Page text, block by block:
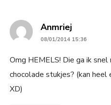
Anmriejsays:
08/01/2014 15:36
Omg HEMELS! Die ga ik snel
chocolade stukjes? (kan heel
XD)